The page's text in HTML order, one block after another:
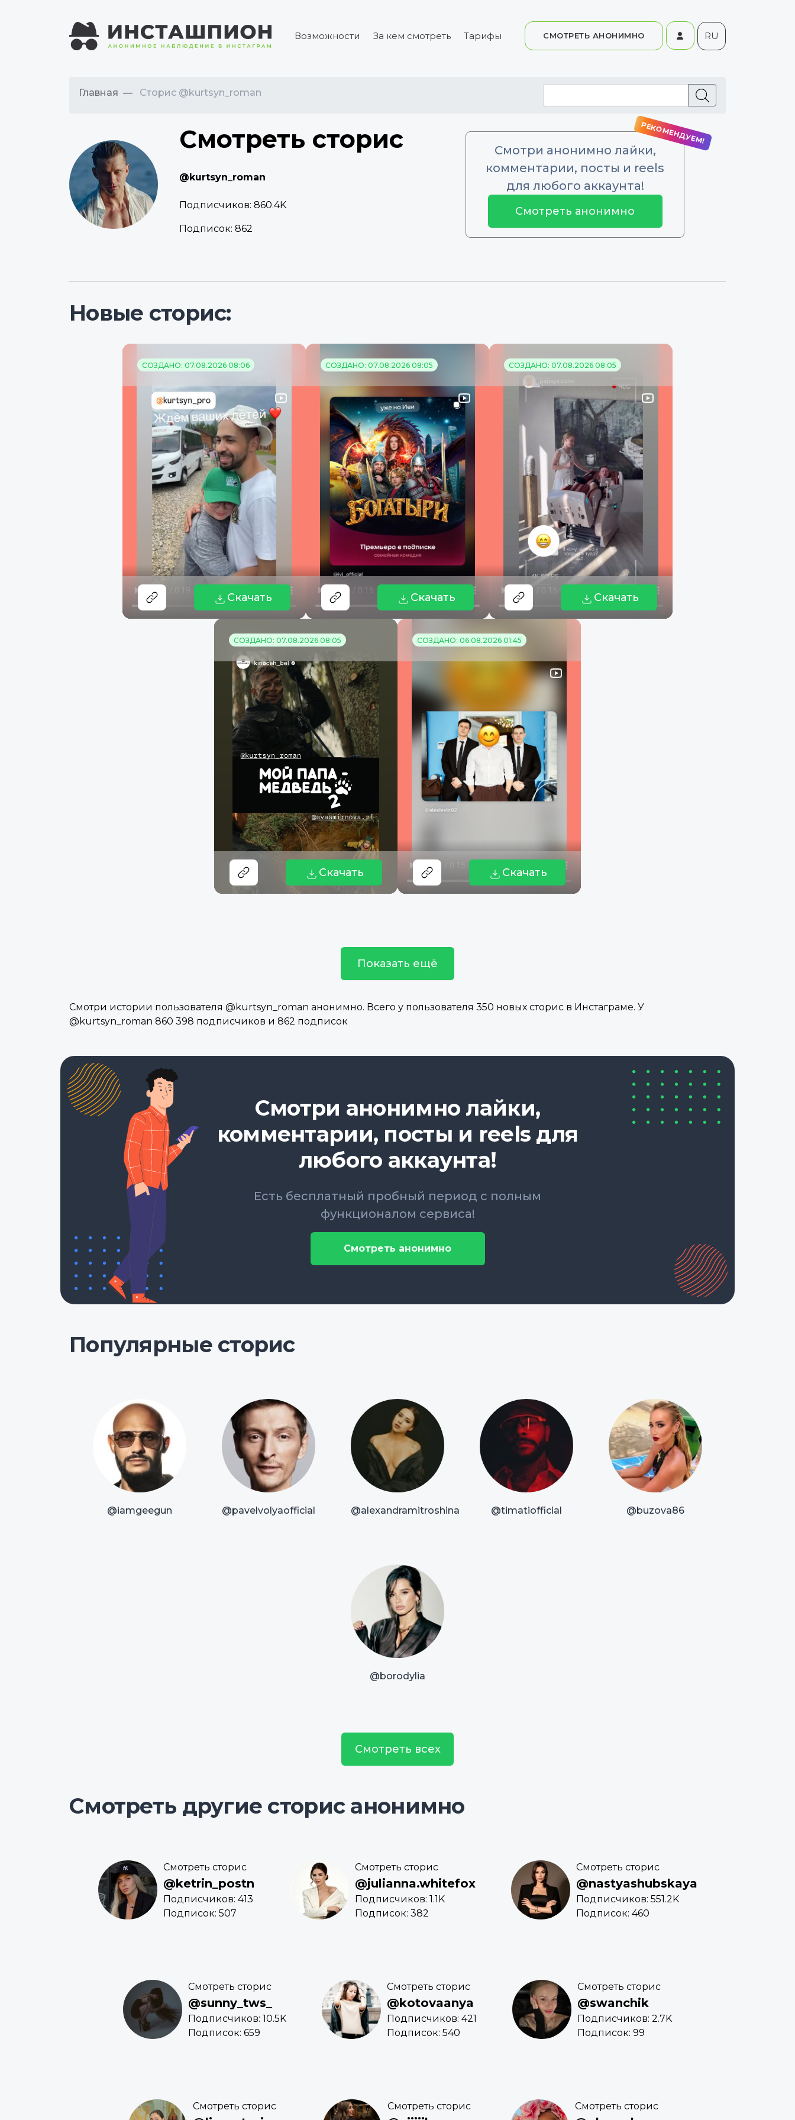
Возможности За кем смотреть Тарифы СМОТРЕТЬ АНОНИМНО RU
Главная Сторис @kurtsyn_roman
Смотреть сторис
@kurtsyn_roman
Подписчиков: 860.4K
Подписок: 862
Смотри анонимно лайки,
комментарии, посты и reels
для любого аккаунта!
Смотреть анонимно
Новые сторис:
СОЗДАНО: 07.08.2026 08:06
Скачать
СОЗДАНО: 07.08.2026 08:05
Скачать
СОЗДАНО: 07.08.2026 08:05
Скачать
СОЗДАНО: 07.08.2026 08:05
Скачать
СОЗДАНО: 06.08.2026 01:45
Скачать
Показать ещё
Смотри истории пользователя @kurtsyn_roman анонимно. Всего у пользователя 350 новых сторис в Инстаграме. У
@kurtsyn_roman 860 398 подписчиков и 862 подписок
Смотри анонимно лайки,
комментарии, посты и reels для
любого аккаунта!
Есть бесплатный пробный период с полным
функционалом сервиса!
Смотреть анонимно
Популярные сторис
@iamgeegun @pavelvolyaofficial @alexandramitroshina @timatiofficial @buzova86
@borodylia
Смотреть всех
Смотреть другие сторис анонимно
Смотреть сторис
@ketrin_postn
Подписчиков: 413
Подписок: 507
Смотреть сторис
@julianna.whitefox
Подписчиков: 1.1K
Подписок: 382
Смотреть сторис
@nastyashubskaya
Подписчиков: 551.2K
Подписок: 460
Смотреть сторис
@sunny_tws_
Подписчиков: 10.5K
Подписок: 659
Смотреть сторис
@kotovaanya
Подписчиков: 421
Подписок: 540
Смотреть сторис
@swanchik
Подписчиков: 2.7K
Подписок: 99
Смотреть сторис Смотреть сторис Смотреть сторис